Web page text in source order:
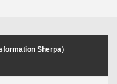
Sherpa）